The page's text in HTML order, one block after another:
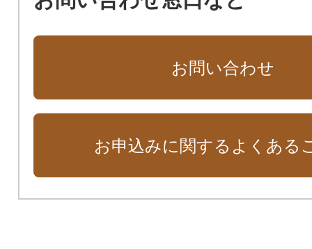
お問い合わせ
お申込みに関するよくある